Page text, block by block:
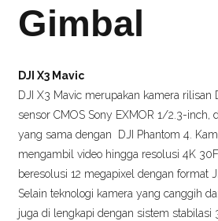
Gimbal
DJI X3 Mavic
DJI X3 Mavic merupakan kamera rilisan
sensor CMOS Sony EXMOR 1/2.3-inch,
yang sama dengan DJI Phantom 4.
mengambil video hingga resolusi 4K
beresolusi 12 megapixel dengan format
Selain teknologi kamera yang canggih
juga di lengkapi dengan sistem stabilasi